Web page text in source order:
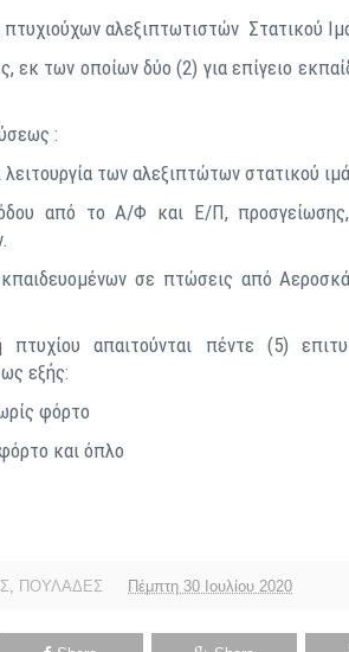
αλεξιπτωτιστών Στατικού
εκ των οποίων δύο (2) για επίγειο
:
των αλεξιπτώτων στατικού
από το Α/Φ και Ε/Π, προσγείωσης,
σε πτώσεις από
απαιτούνται πέντε (5)
εξής:
φόρτο
και όπλο
, ΠΟΥΛΑΔΕΣ Πέμπτη 30 Ιουλίου 2020